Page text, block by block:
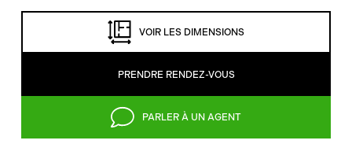
VOIR LES DIMENSIONS
PRENDRE RENDEZ-VOUS
PARLER À UN AGENT